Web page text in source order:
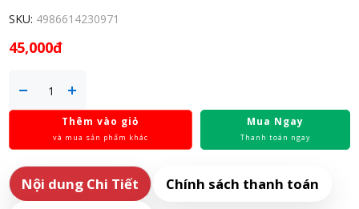
SKU: 4986614230971
45,000đ
Thêm vào giỏ
và mua sản phẩm khác
Mua Ngay
Thanh toán ngay
Nội dung Chi Tiết
Chính sách thanh toán